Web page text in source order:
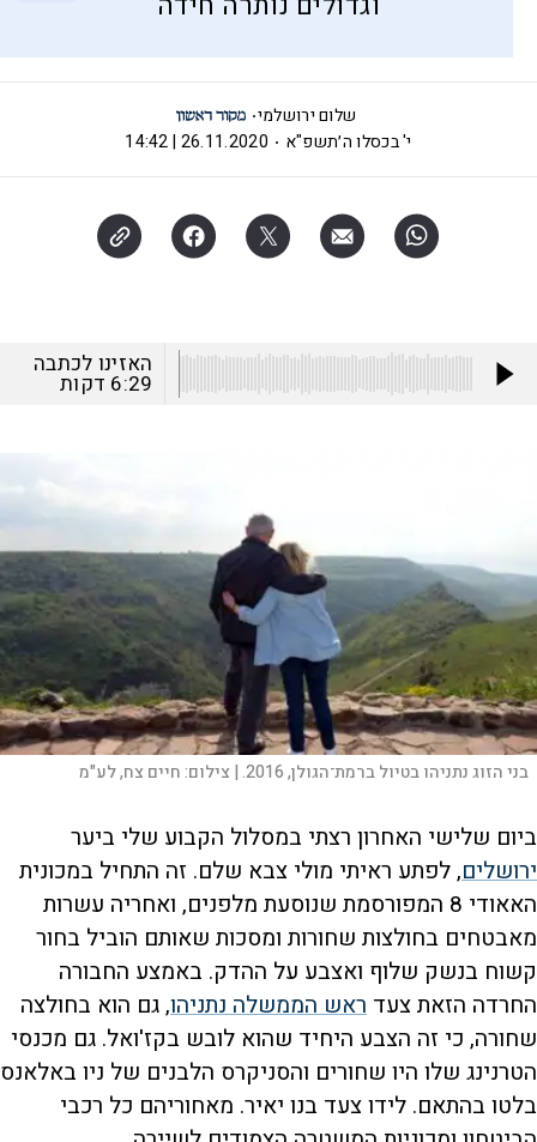
שלום ירושלמי
י' בכסלו ה׳תשפ"א
26.11.2020 | 14:42
האזינו לכתבה
6:29 דקות
בני הזוג נתניהו בטיול ברמת־הגולן, 2016. | צילום:חיים צח, לע"מ
ביום שלישי האחרון רצתי במסלול הקבוע שלי ביער
ירושלים, לפתע ראיתי מולי צבא שלם. זה התחיל במכונית
האאודי 8 המפורסמת שנוסעת מלפנים, ואחריה עשרות
מאבטחים בחולצות שחורות ומסכות שאותם הוביל בחור
קשוח בנשק שלוף ואצבע על ההדק. באמצע החבורה
החרדה הזאת צעד ראש הממשלה נתניהו, גם הוא בחולצה
שחורה, כי זה הצבע היחיד שהוא לובש בקז'ואל. גם מכנסי
הטרנינג שלו היו שחורים והסניקרס הלבנים של ניו באלאנס
בלטו בהתאם. לידו צעד בנו יאיר. מאחוריהם כל רכבי